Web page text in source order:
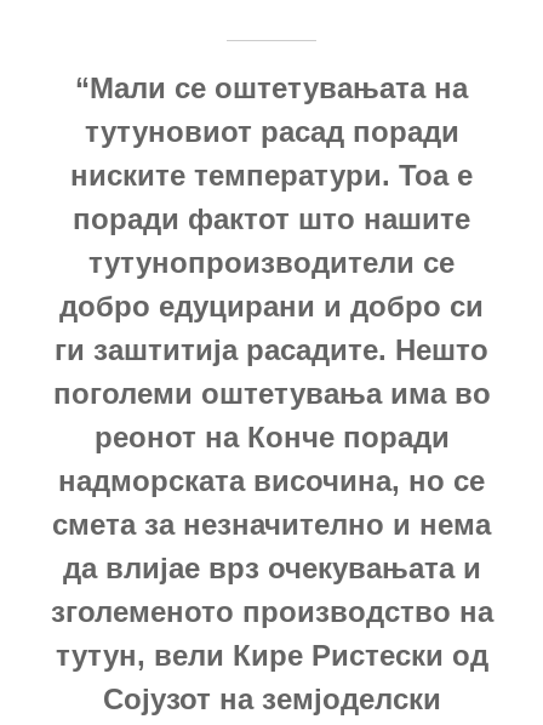
“Мали се оштетувањата на
тутуновиот расад поради
ниските температури. Тоа е
поради фактот што нашите
тутунопроизводители се
добро едуцирани и добро си
ги заштитија расадите. Нешто
поголеми оштетувања има во
реонот на Конче поради
надморската височина, но се
смета за незначително и нема
да влијае врз очекувањата и
зголеменото производство на
тутун, вели Кире Ристески од
Сојузот на земјоделски